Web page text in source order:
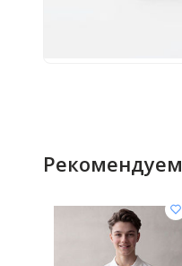
Рекомендуем